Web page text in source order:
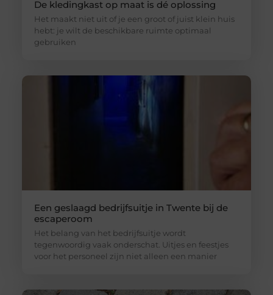
De kledingkast op maat is dé oplossing
Het maakt niet uit of je een groot of juist klein huis
hebt: je wilt de beschikbare ruimte optimaal
gebruiken
Een geslaagd bedrijfsuitje in Twente bij de
escaperoom
Het belang van het bedrijfsuitje wordt
tegenwoordig vaak onderschat. Uitjes en feestjes
voor het personeel zijn niet alleen een manier